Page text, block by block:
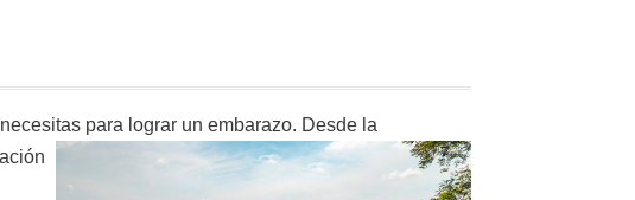
para lograr un embarazo. Desde la